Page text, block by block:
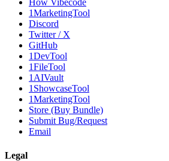
How Vibecode
1MarketingTool
Discord
Twitter / X
GitHub
1DevTool
1FileTool
1AIVault
1ShowcaseTool
1MarketingTool
Store (Buy Bundle)
Submit Bug/Request
Email
Legal